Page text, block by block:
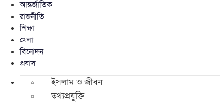
আন্তর্জাতিক
রাজনীতি
শিক্ষা
খেলা
বিনোদন
প্রবাস
ইসলাম ও জীবন
তথ্যপ্রযুক্তি